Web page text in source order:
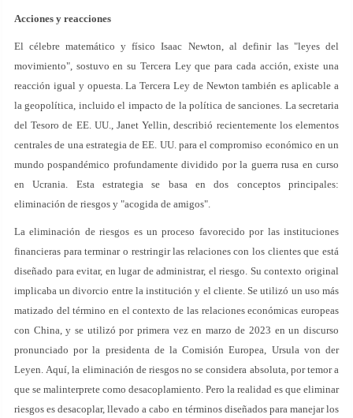
Acciones y reacciones
El célebre matemático y físico Isaac Newton, al definir las "leyes del
movimiento", sostuvo en su Tercera Ley que para cada acción, existe una
reacción igual y opuesta. La Tercera Ley de Newton también es aplicable a
la geopolítica, incluido el impacto de la política de sanciones. La secretaria
del Tesoro de EE. UU., Janet Yellin, describió recientemente los elementos
centrales de una estrategia de EE. UU. para el compromiso económico en un
mundo pospandémico profundamente dividido por la guerra rusa en curso
en Ucrania. Esta estrategia se basa en dos conceptos principales:
eliminación de riesgos y "acogida de amigos".
La eliminación de riesgos es un proceso favorecido por las instituciones
financieras para terminar o restringir las relaciones con los clientes que está
diseñado para evitar, en lugar de administrar, el riesgo. Su contexto original
implicaba un divorcio entre la institución y el cliente. Se utilizó un uso más
matizado del término en el contexto de las relaciones económicas europeas
con China, y se utilizó por primera vez en marzo de 2023 en un discurso
pronunciado por la presidenta de la Comisión Europea, Ursula von der
Leyen. Aquí, la eliminación de riesgos no se considera absoluta, por temor a
que se malinterprete como desacoplamiento. Pero la realidad es que eliminar
riesgos es desacoplar, llevado a cabo en términos diseñados para manejar los